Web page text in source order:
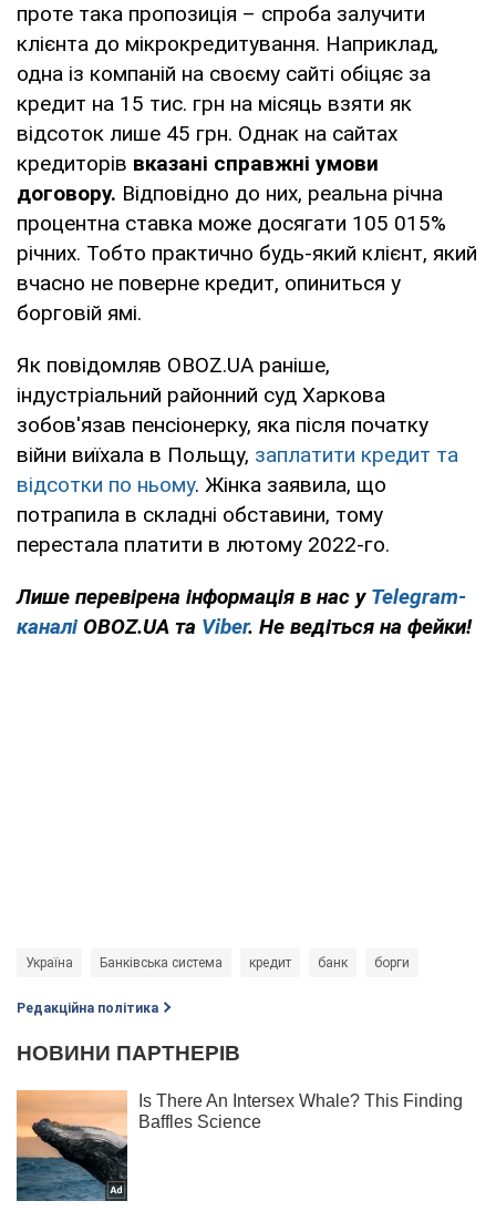
проте така пропозиція – спроба залучити
клієнта до мікрокредитування. Наприклад,
одна із компаній на своєму сайті обіцяє за
кредит на 15 тис. грн на місяць взяти як
відсоток лише 45 грн. Однак на сайтах
кредиторів вказані справжні умови
договору. Відповідно до них, реальна річна
процентна ставка може досягати 105 015%
річних. Тобто практично будь-який клієнт, який
вчасно не поверне кредит, опиниться у
борговій ямі.
Як повідомляв OBOZ.UA раніше,
індустріальний районний суд Харкова
зобов'язав пенсіонерку, яка після початку
війни виїхала в Польщу, заплатити кредит та
відсотки по ньому. Жінка заявила, що
потрапила в складні обставини, тому
перестала платити в лютому 2022-го.
Лише перевірена інформація в нас у Telegram-
каналі OBOZ.UA та Viber. Не ведіться на фейки!
Україна Банківська система кредит банк борги
Редакційна політика